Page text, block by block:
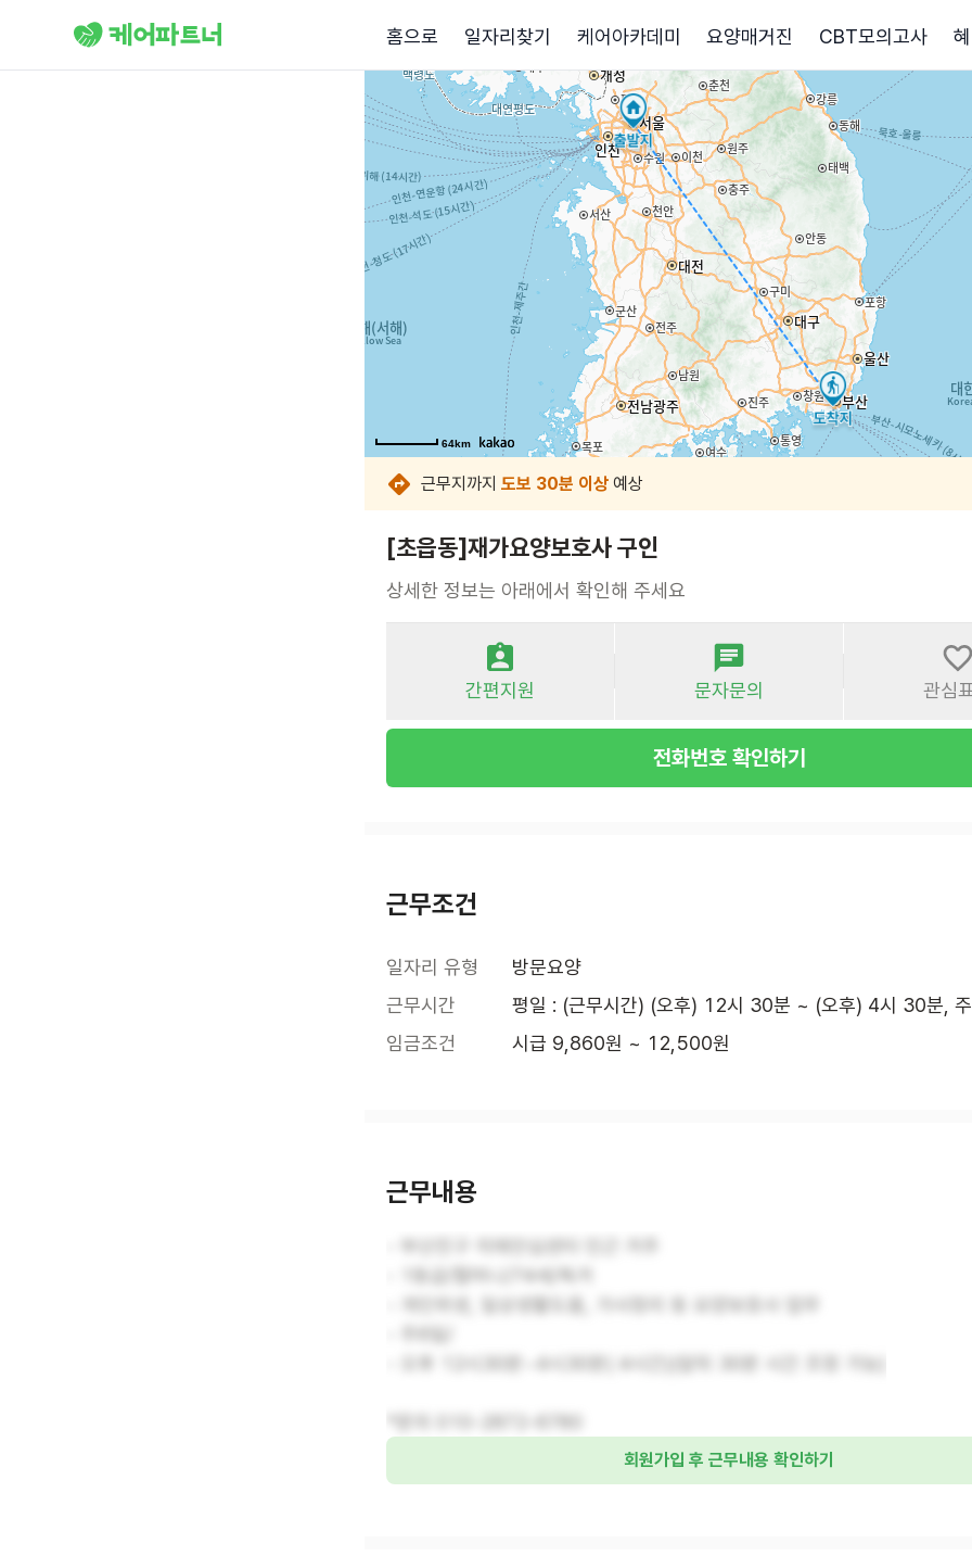
홈으로 일자리찾기 케어아카데미 요양매거진 CBT모의고사
64km
64km
64km
64km
64km
64km
64km
64km
근무지까지 도보 30분 이상 예상
[초읍동]재가요양보호사 구인
상세한 정보는 아래에서 확인해 주세요
간편지원 문자문의 관심
전화번호 확인하기
근무조건
일자리 유형
방문요양
근무시간
평일 : (근무시간) (오후) 12시 30분 ~ (오후) 4시 30분,
임금조건
시급 9,860원 ~ 12,500원
근무내용
회원가입 후 근무내용 확인하기